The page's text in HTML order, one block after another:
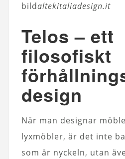
bildaltekitaliadesign.it
Telos – ett
filosofiskt
design
När man designar
lyxmöbler, är det inte
som är nyckeln, utan